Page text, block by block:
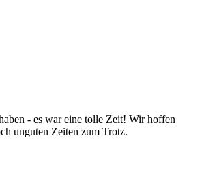
- es war eine tolle Zeit! Wir hoffen
unguten Zeiten zum Trotz.